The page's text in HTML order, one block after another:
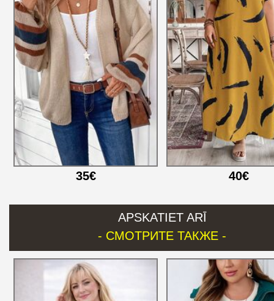
35€ 40€
APSKATIET ARĪ
- СМОТРИТЕ ТАКЖЕ -